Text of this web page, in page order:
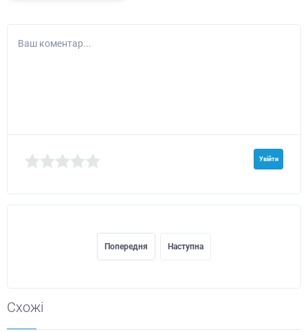
Ваш коментар...
Увійти
Попередня Наступна
Схожі